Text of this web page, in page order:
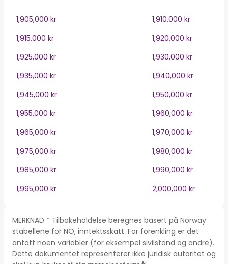
1,905,000 kr
1,910,000 kr
1,915,000 kr
1,920,000 kr
1,925,000 kr
1,930,000 kr
1,935,000 kr
1,940,000 kr
1,945,000 kr
1,950,000 kr
1,955,000 kr
1,960,000 kr
1,965,000 kr
1,970,000 kr
1,975,000 kr
1,980,000 kr
1,985,000 kr
1,990,000 kr
1,995,000 kr
2,000,000 kr
MERKNAD * Tilbakeholdelse beregnes basert på Norway
stabellene for NO, inntektsskatt. For forenkling er det
antatt noen variabler (for eksempel sivilstand og andre).
Dette dokumentet representerer ikke juridisk autoritet og